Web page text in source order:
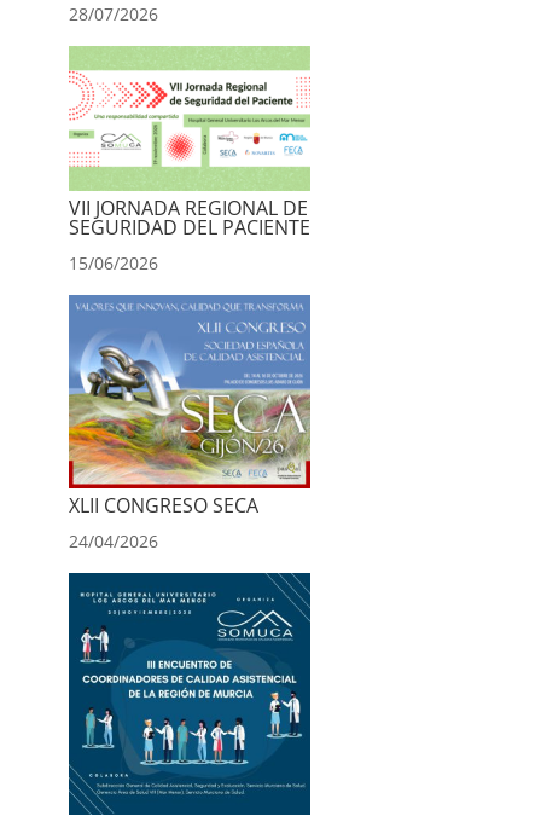
28/07/2026
VII JORNADA REGIONAL DE
SEGURIDAD DEL PACIENTE
15/06/2026
XLII CONGRESO SECA
24/04/2026